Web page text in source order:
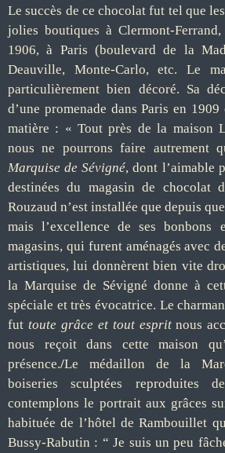
Le succès de ce chocolat fut tel que
jolies boutiques à Clermont-
1906, à Paris (boulevard de la
Deauville, Monte-Carlo, etc. Le
particulièrement bien décoré. Sa
d’une promenade dans Paris en
matière : « Tout près de la maison
nous ne pourrons faire autrement
Marquise de Sévigné, dont l’aimable
destinées du magasin de chocolat
Rouzaud n’est installée que depuis
mais l’excellence de ses bonbons
magasins, qui furent aménagés avec
artistiques, lui donnèrent bien vite
la Marquise de Sévigné donne à
spéciale et très évocatrice. Le
fut toute grâce et tout espritnous
nous reçoit dans cette maison
présence./Le médaillon de la
boiseries sculptées reproduites
contemplons le portrait aux grâces
habituée de l’hôtel de Rambouillet
Bussy-Rabutin : “ Je suis un peu